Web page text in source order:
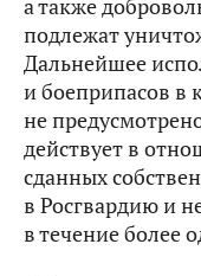
а также
подлежат
Дальнейшее
и боеприпасов в
не
действует в
сданных
в Росгвардию и
в течение более